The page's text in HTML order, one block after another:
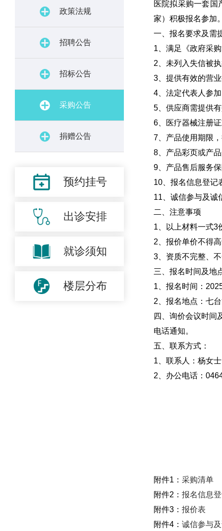
政策法规
招聘公告
招标公告
采购公告
捐赠公告
预约挂号
出诊安排
就诊须知
楼层分布
医院拟采购一套国
家）积极报名参加
一、报名要求及需
1、满足《政府采
2、未列入失信被
3、提供有效的营
4、法定代表人参
5、供应商需提供
6、医疗器械注册
7、产品使用期限
8、产品彩页或产
9、产品售后服务
10、报名信息登记
11、诚信参与及诚
二、注意事项
1、以上材料一式3
2、报价单价不得
3、资质不完整、
三、报名时间及地
1、报名时间：
2、报名地点：七
四、询价会议时间
电话通知。
五、联系方式：
1、联系人：杨女士
2、办公电话：
附件1： 采购清单
附件2： 报名信息
附件3： 报价表
附件4： 诚信参与